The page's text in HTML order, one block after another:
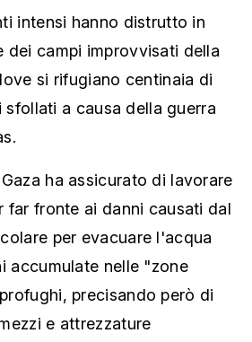
intensi hanno distrutto in
dei campi improvvisati della
si rifugiano centinaia di
sfollati a causa della guerra
ha assicurato di lavorare
far fronte ai danni causati dal
per evacuare l'acqua
accumulate nelle "zone
precisando però di
e attrezzature